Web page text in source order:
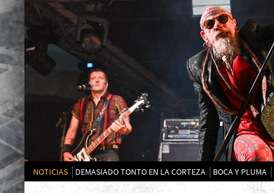
NOTICIAS DEMASIADO TONTO EN LA CORTEZA BOCA Y PLUMA